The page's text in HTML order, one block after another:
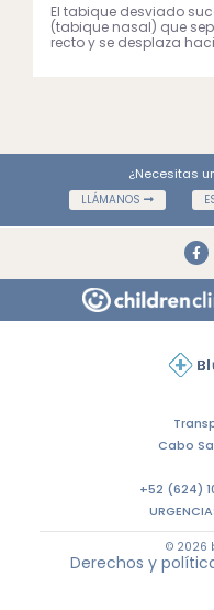
El tabique desviado
(tabique nasal) que
recto y se desplaza
¿Necesitas
LLÁMANOS
Cabo
+52 (624)
© 2026
Derechos y